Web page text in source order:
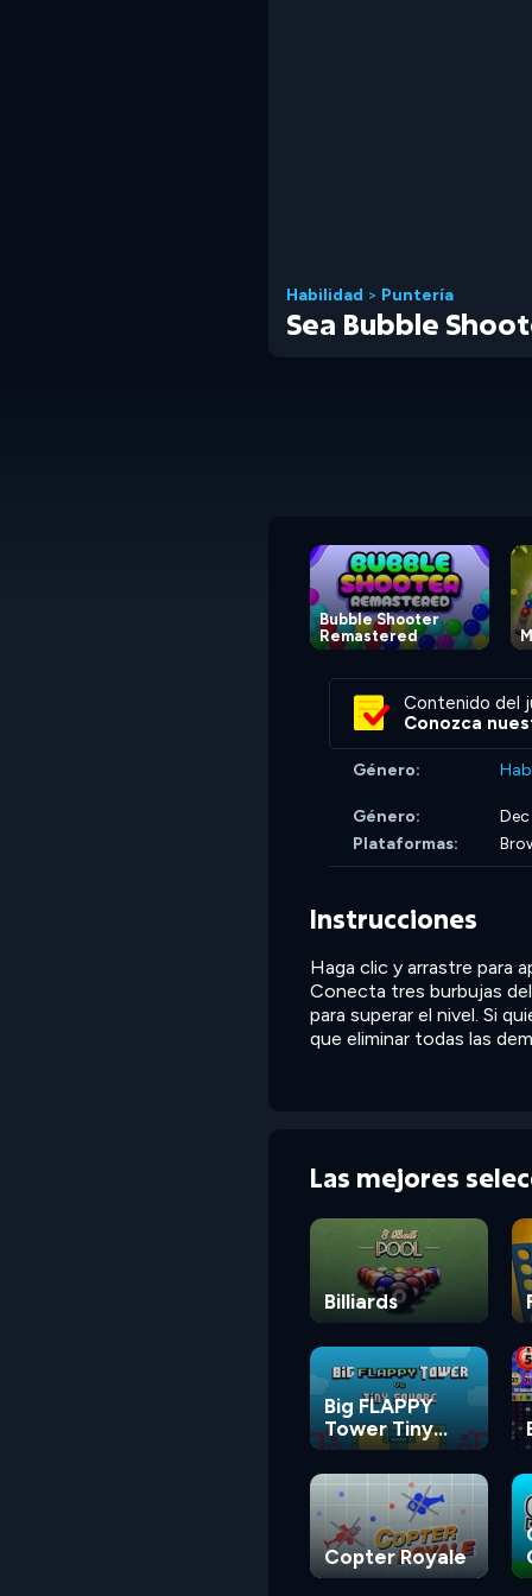
Habilidad > Puntería
Sea Bubble
Bubble Shooter
Remastered
Contenido del
Conozca
Género:
Género:
Plataformas:
Instrucciones
Haga clic y arrastre para
Conecta tres burbujas
para superar el nivel. Si
que eliminar todas las
Las mejores
Billiards
Big FLAPPY
Tower Tiny
Square
Copter Royale